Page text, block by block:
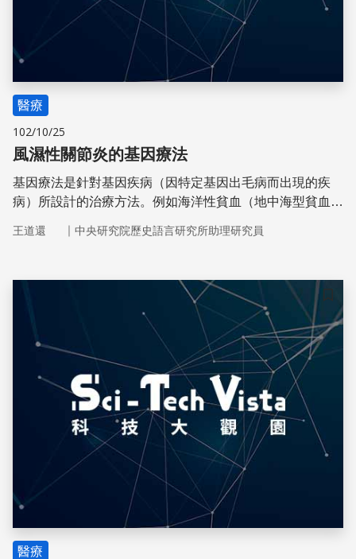
醫療
102/10/25
風濕性關節炎的基因療法
基因療法是針對基因疾病（因特定基因出毛病而出現的疾
病）所設計的治療方法。例如海洋性貧血（地中海型貧血）
血。
王道還 ｜ 中央研究院歷史語言研究所助理研究員
儲存
醫療